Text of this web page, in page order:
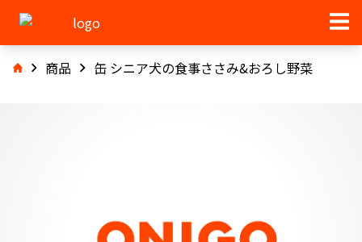
商品 缶 シニア犬の食事ささみ&おろし野菜